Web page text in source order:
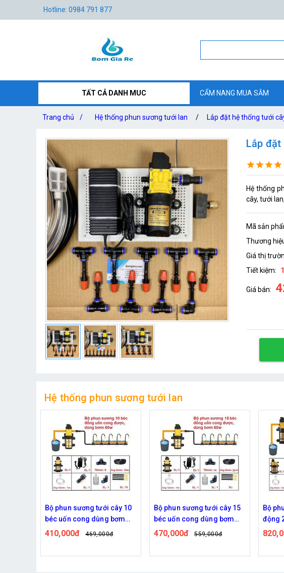
Hotline: 0984 791 877
TẤT CẢ DANH MUC CẨM NANG MUA SẮM
Trang chủ / Hệ thống phun sương tưới lan / Lắp đặt hệ thống tưới
Lắp
Hệ thống
cây, tưới
Mã sản
Thương
Giá thị
Tiết kiệm:
Giá bán:
Hệ thống phun sương tưới lan
Bộ phun sương tưới cây 15
béc uốn cong dùng bơm
60w
470,000đ 559,000đ
Bộ phun sương tưới cây tự
động 20 béc uốn cong bơm
đôi 96w time
820,000đ 939,000đ
Bộ
động
đôi